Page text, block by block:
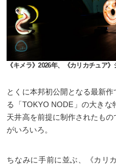
《キメラ》2026年、《カリカチュア
とくに本邦初公開となる最新
る「TOKYO NODE」の大き
天井高を前提に制作されたも
がいろいろ。
ちなみに手前に並ぶ、《カリ